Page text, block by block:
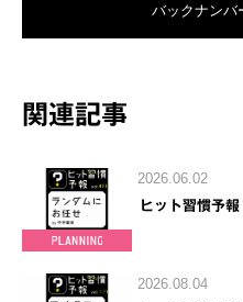
バックナンバ
関連記事
2026.06.02
ヒット習慣予
2026.08.04